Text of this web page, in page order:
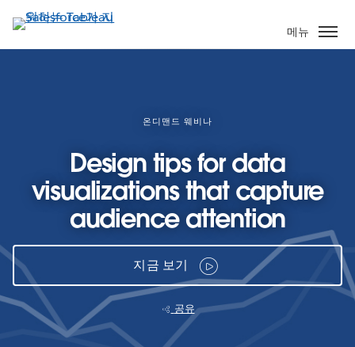
요
콘
메뉴
온디맨드 웨비나
Design tips for data
visualizations that capture
audience attention
지금 보기
공유